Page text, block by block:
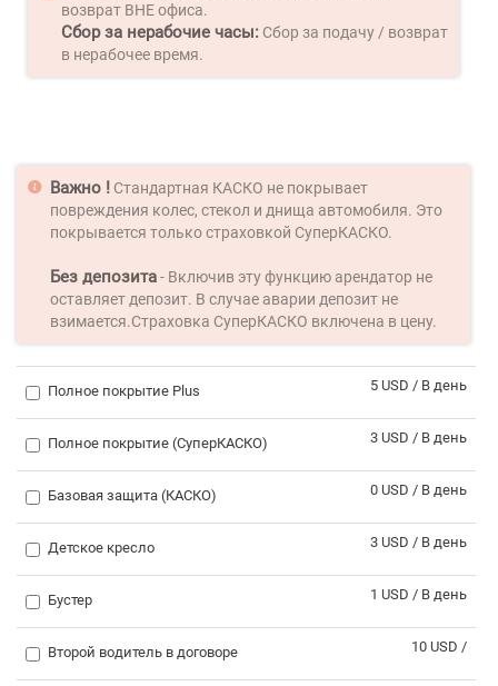
возврат ВНЕ офиса.
Сбор за нерабочие часы: Сбор за подачу / возврат
в нерабочее время.
Важно ! Стандартная КАСКО не покрывает
повреждения колес, стекол и днища автомобиля. Это
покрывается только страховкой СуперКАСКО.
Без депозита- Включив эту функцию арендатор не
оставляет депозит. В случае аварии депозит не
взимается.Страховка СуперКАСКО включена в цену.
Полное покрытие Plus 5 USD / В день
Полное покрытие (СуперКАСКО) 3 USD / В день
Базовая защита (КАСКО) 0 USD / В день
Детское кресло 3 USD / В день
Бустер 1 USD / В день
Второй водитель в договоре 10 USD /